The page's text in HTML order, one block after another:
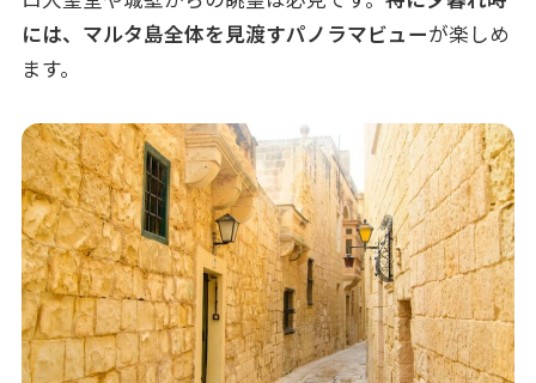
には、マルタ島全体を見渡すパノラマビューが楽しめ
ます。